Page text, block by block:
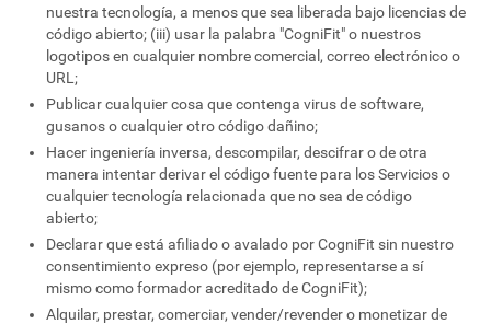
nuestra tecnología, a menos que sea liberada bajo licencias de
código abierto; (iii) usar la palabra "CogniFit" o nuestros
logotipos en cualquier nombre comercial, correo electrónico o
URL;
Publicar cualquier cosa que contenga virus de software,
gusanos o cualquier otro código dañino;
Hacer ingeniería inversa, descompilar, descifrar o de otra
manera intentar derivar el código fuente para los Servicios o
cualquier tecnología relacionada que no sea de código
abierto;
Declarar que está afiliado o avalado por CogniFit sin nuestro
consentimiento expreso (por ejemplo, representarse a sí
mismo como formador acreditado de CogniFit);
Alquilar, prestar, comerciar, vender/revender o monetizar de